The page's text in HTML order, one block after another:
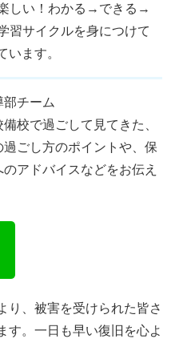
しい！わかる→できる→
習サイクルを身につけて
います。
チーム
校で過ごして見てきた、
過ごし方のポイントや、保
アドバイスなどをお伝え
り、被害を受けられた皆さ
す。一日も早い復旧を心よ